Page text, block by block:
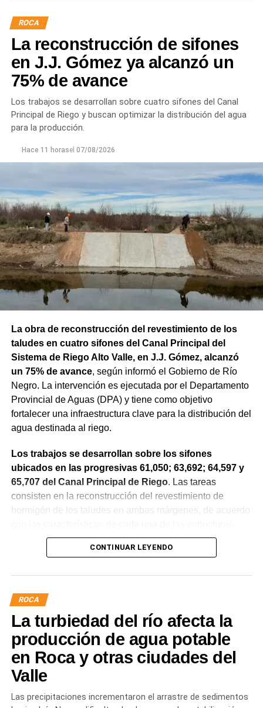
ROCA
La reconstrucción de sifones
en J.J. Gómez ya alcanzó un
75% de avance
Los trabajos se desarrollan sobre cuatro sifones del Canal
Principal de Riego y buscan optimizar la distribución del agua
para la producción.
Hace 11 horasel 07/08/2026
La obra de reconstrucción del revestimiento de los
taludes en cuatro sifones del Canal Principal del
Sistema de Riego Alto Valle, en J.J. Gómez, alcanzó
un 75% de avance, según informó el Gobierno de Río
Negro. La intervención es ejecutada por el Departamento
Provincial de Aguas (DPA) y tiene como objetivo
fortalecer una infraestructura clave para la distribución del
agua destinada al riego.
Los trabajos se desarrollan sobre los sifones
ubicados en las progresivas 61,050; 63,692; 64,597 y
65,707 del Canal Principal de Riego. Las tareas
consisten en la reconstrucción del revestimiento de
hormigón de los taludes en ambas márgenes, de acuerdo
La obra incluye la demolición de losas deterioradas, la
requieren, la ejecución de un nuevo revestimiento de
hormigón reforzado con malla de acero y el sellado de
juntas para mejorar la durabilidad de la infraestructura.
Desde el DPA destacaron que esta intervención forma
parte del plan de mantenimiento y renovación de la
infraestructura hídrica provincial, con el propósito de
optimizar la conducción del agua, preservar el Canal
seguro para los productores del Alto Valle.
CONTINUAR LEYENDO
ROCA
La turbiedad del río afecta la
producción de agua potable
en Roca y otras ciudades del
Valle
Las precipitaciones incrementaron el arrastre de sedimentos